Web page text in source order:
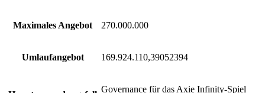
Maximales Angebot 270.000.000
Umlaufangebot 169.924.110,39052394
Governance für das Axie Infinity-Spiel